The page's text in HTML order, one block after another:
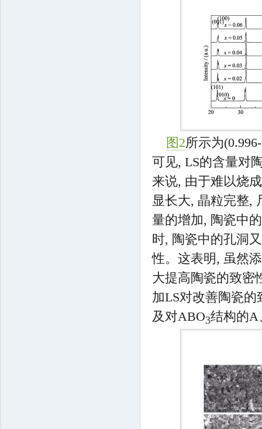
图2所示为(0.996-
可见, LS的含量对
来说, 由于难以烧
显长大, 晶粒完整,
量的增加, 陶瓷中
时, 陶瓷中的孔洞
性。这表明, 虽然
大提高陶瓷的致密
加LS对改善陶瓷
及对ABO3结构的A